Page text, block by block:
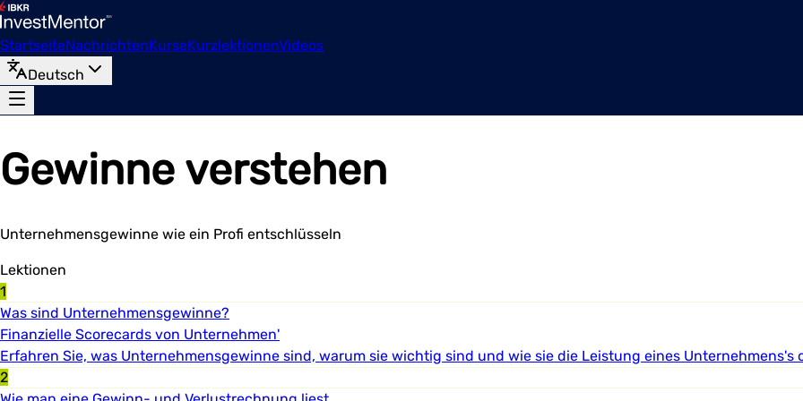
StartseiteNachrichtenKurseKurzlektionenVideos
Deutsch
Gewinne verstehen
Unternehmensgewinne wie ein Profi entschlüsseln
Lektionen
1
Was sind Unternehmensgewinne?
Finanzielle Scorecards von Unternehmen'
Erfahren Sie, was Unternehmensgewinne sind, warum sie wichtig sind und wie sie die Leistung eines Unternehmens's
2